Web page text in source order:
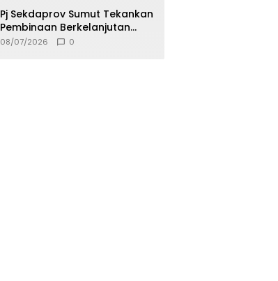
Pj Sekdaprov Sumut Tekankan
Pembinaan Berkelanjutan
untuk Lahirkan Generasi
08/07/2026 0